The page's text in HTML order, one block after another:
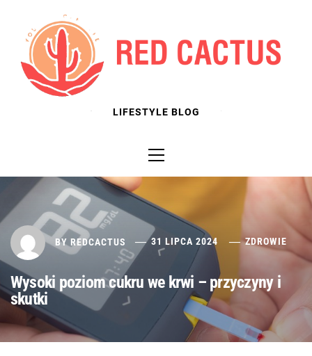
content
LIFESTYLE BLOG
Menu
BY REDCACTUS 31 LIPCA 2024 ZDROWIE
Wysoki poziom cukru we krwi – przyczyny i
skutki